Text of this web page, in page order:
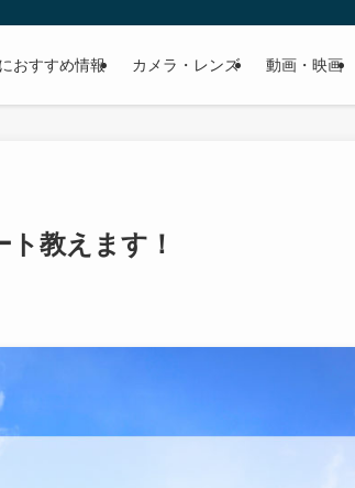
おすすめ情報 カメラ・レンズ 動画・映画
教えます！